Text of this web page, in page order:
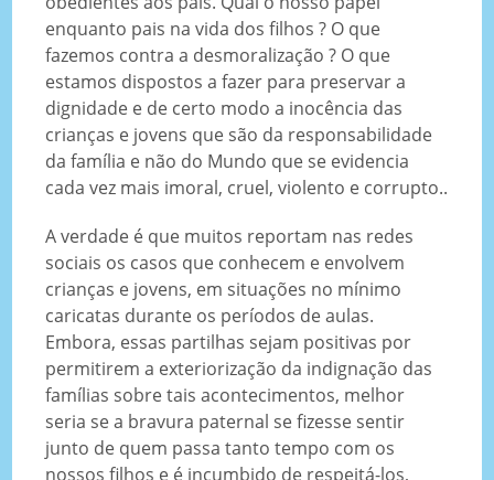
enquanto pais na vida dos filhos ? O que
fazemos contra a desmoralização ? O que
estamos dispostos a fazer para preservar a
dignidade e de certo modo a inocência das
crianças e jovens que são da responsabilidade
da família e não do Mundo que se evidencia
cada vez mais imoral, cruel, violento e corrupto..
A verdade é que muitos reportam nas redes
sociais os casos que conhecem e envolvem
crianças e jovens, em situações no mínimo
caricatas durante os períodos de aulas.
Embora, essas partilhas sejam positivas por
permitirem a exteriorização da indignação das
famílias sobre tais acontecimentos, melhor
seria se a bravura paternal se fizesse sentir
junto de quem passa tanto tempo com os
nossos filhos e é incumbido de respeitá-los,